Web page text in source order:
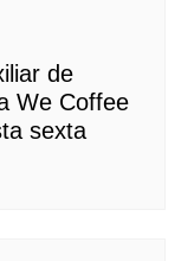
de
We Coffee
sexta